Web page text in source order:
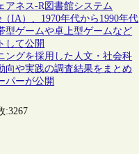
アネス-R図書館システム
（IA）、1970年代から1990年代
型ゲームや卓上型ゲームなど
して公開
ングを採用した人文・社会科
向や実践の調査結果をまとめ
パーが公開
:3267